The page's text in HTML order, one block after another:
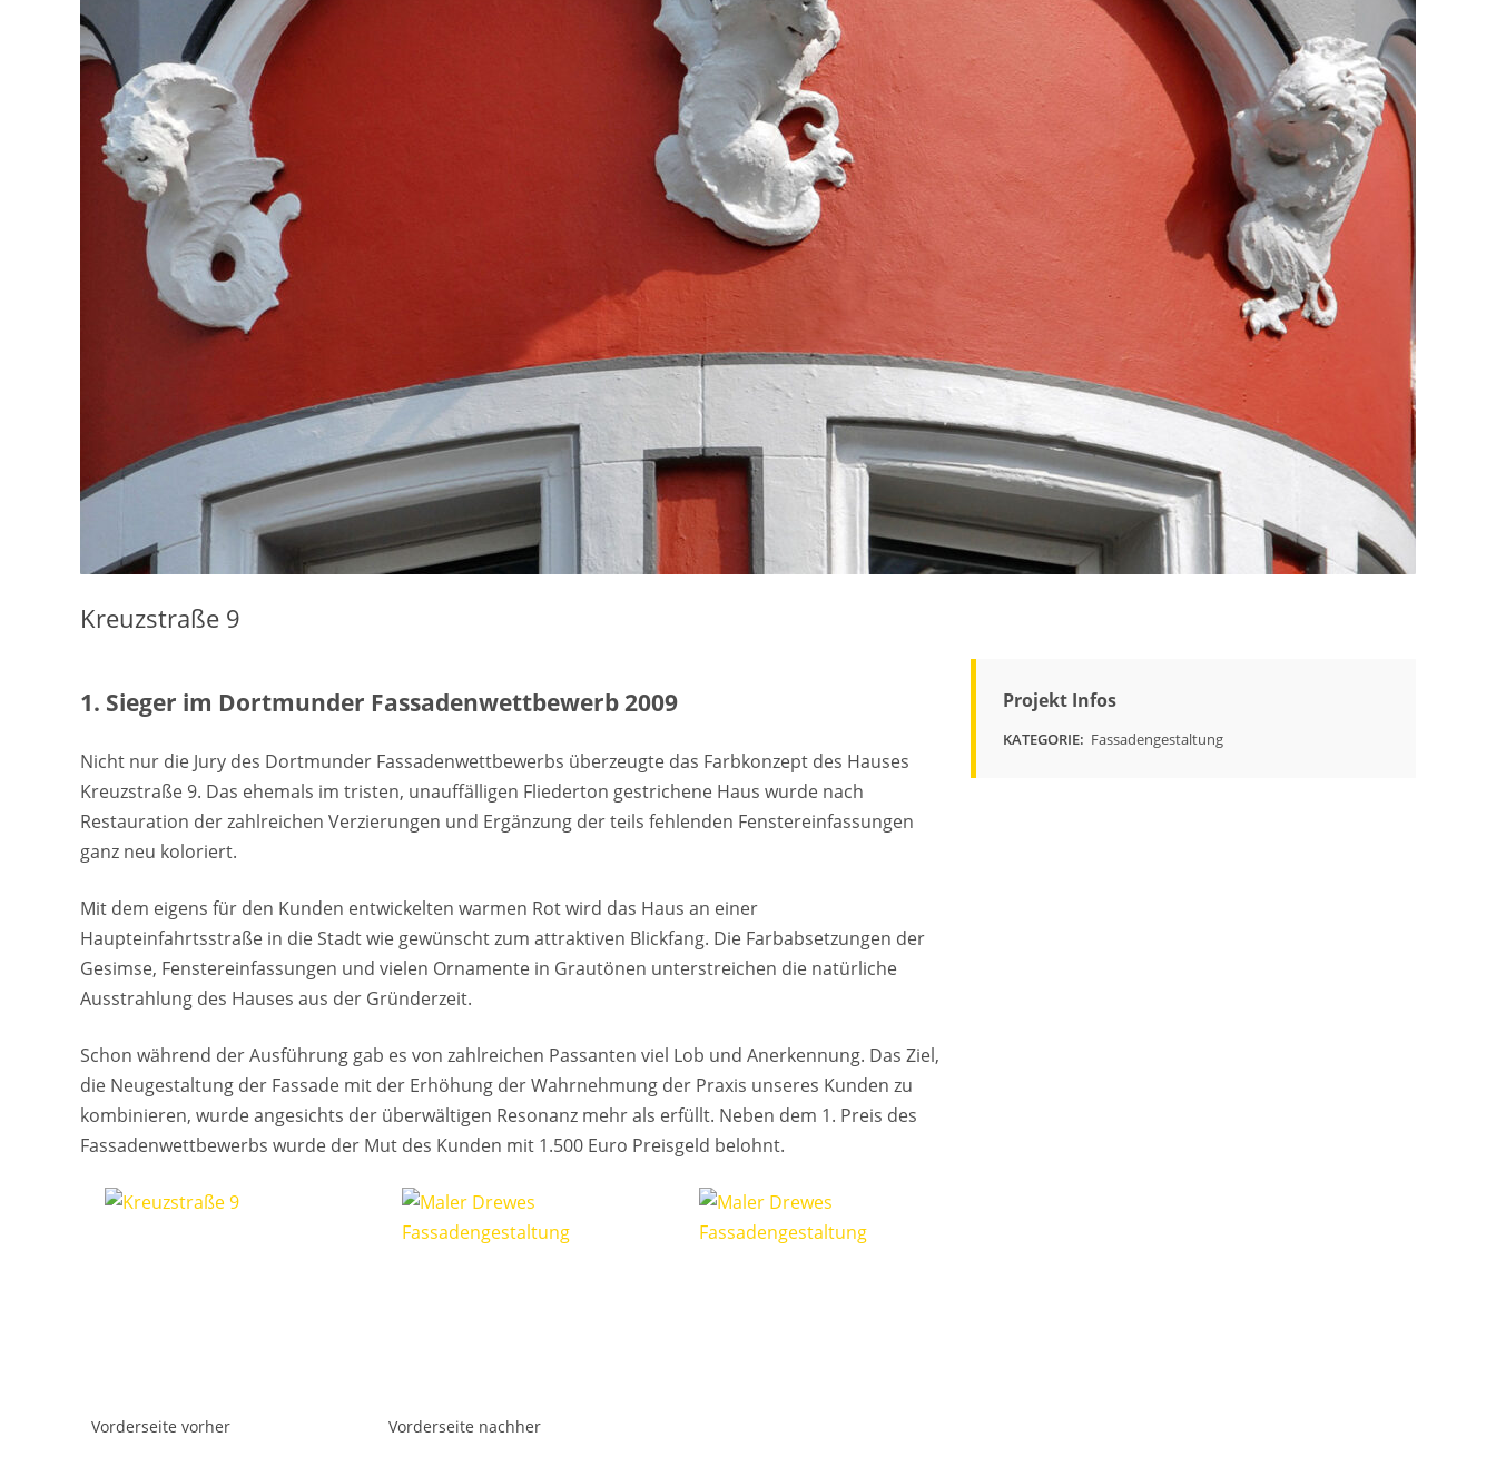
Kreuzstraße 9
1. Sieger im Dortmunder Fassadenwettbewerb 2009
Nicht nur die Jury des Dortmunder Fassadenwettbewerbs überzeugte das Farbkonzept des Hauses
Kreuzstraße 9. Das ehemals im tristen, unauffälligen Fliederton gestrichene Haus wurde nach
Restauration der zahlreichen Verzierungen und Ergänzung der teils fehlenden Fenstereinfassungen
ganz neu koloriert.
Mit dem eigens für den Kunden entwickelten warmen Rot wird das Haus an einer
Haupteinfahrtsstraße in die Stadt wie gewünscht zum attraktiven Blickfang. Die Farbabsetzungen der
Gesimse, Fenstereinfassungen und vielen Ornamente in Grautönen unterstreichen die natürliche
Ausstrahlung des Hauses aus der Gründerzeit.
Schon während der Ausführung gab es von zahlreichen Passanten viel Lob und Anerkennung. Das Ziel,
die Neugestaltung der Fassade mit der Erhöhung der Wahrnehmung der Praxis unseres Kunden zu
kombinieren, wurde angesichts der überwältigen Resonanz mehr als erfüllt. Neben dem 1. Preis des
Fassadenwettbewerbs wurde der Mut des Kunden mit 1.500 Euro Preisgeld belohnt.
Vorderseite vorher Vorderseite nachher
Projekt Infos
Fassadengestaltung